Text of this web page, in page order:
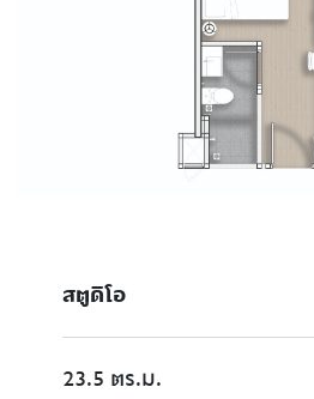
สตูดิโอ
23.5 ตร.ม.